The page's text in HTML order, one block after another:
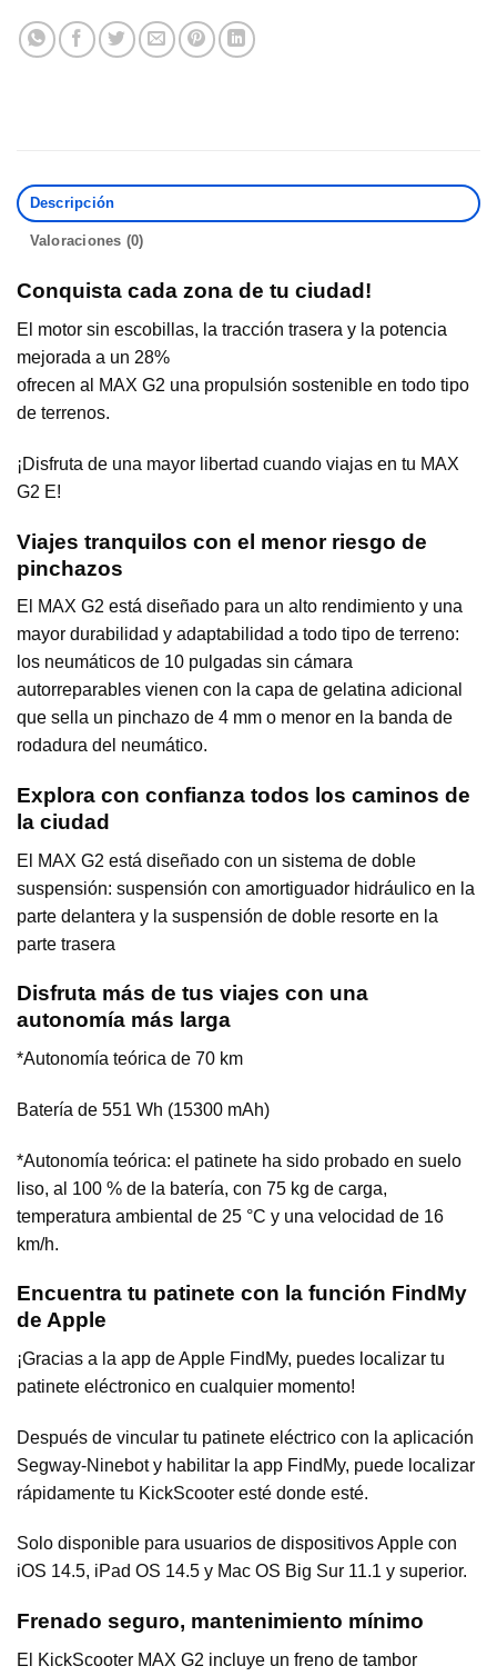
Descripción
Valoraciones (0)
Conquista cada zona de tu ciudad!
El motor sin escobillas, la tracción trasera y la potencia
mejorada a un 28%
ofrecen al MAX G2 una propulsión sostenible en todo tipo
de terrenos.
¡Disfruta de una mayor libertad cuando viajas en tu MAX
G2 E!
Viajes tranquilos con el menor riesgo de
pinchazos
El MAX G2 está diseñado para un alto rendimiento y una
mayor durabilidad y adaptabilidad a todo tipo de terreno:
los neumáticos de 10 pulgadas sin cámara
autorreparables vienen con la capa de gelatina adicional
que sella un pinchazo de 4 mm o menor en la banda de
rodadura del neumático.
Explora con confianza todos los caminos de
la ciudad
El MAX G2 está diseñado con un sistema de doble
suspensión: suspensión con amortiguador hidráulico en la
parte delantera y la suspensión de doble resorte en la
parte trasera
Disfruta más de tus viajes con una
autonomía más larga
*Autonomía teórica de 70 km
Batería de 551 Wh (15300 mAh)
*Autonomía teórica: el patinete ha sido probado en suelo
liso, al 100 % de la batería, con 75 kg de carga,
temperatura ambiental de 25 °C y una velocidad de 16
km/h.
Encuentra tu patinete con la función FindMy
de Apple
¡Gracias a la app de Apple FindMy, puedes localizar tu
patinete eléctronico en cualquier momento!
Después de vincular tu patinete eléctrico con la aplicación
Segway-Ninebot y habilitar la app FindMy, puede localizar
rápidamente tu KickScooter esté donde esté.
Solo disponible para usuarios de dispositivos Apple con
iOS 14.5, iPad OS 14.5 y Mac OS Big Sur 11.1 y superior.
Frenado seguro, mantenimiento mínimo
El KickScooter MAX G2 incluye un freno de tambor